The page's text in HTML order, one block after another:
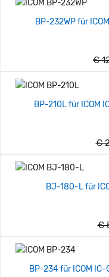
BP-232WP für
€
BP-210L für ICOM
€
BJ-180-L für
€
BP-234 für ICOM